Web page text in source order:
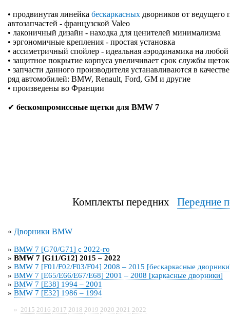
• продвинутая линейка бескаркасных дворников от ведущего
автозапчастей - французской Valeo
• лаконичный дизайн - находка для ценителей минимализма
• эргономичные крепления - простая установка
• ассиметричный спойлер - идеальная аэродинамика на любой
• защитное покрытие корпуса увеличивает срок службы щеток
• запчасти данного производителя устанавливаются в
ряд автомобилей: BMW, Renault, Ford, GM и другие
• произведены во Франции
✔ бескомпромиссные щетки для BMW 7
Комплекты передних Передние
« Дворники BMW
» BMW 7 [G70/G71] с 2022-го
» BMW 7 [G11/G12] 2015 – 2022
» BMW 7 [F01/F02/F03/F04] 2008 – 2015 [бескаркасные
» BMW 7 [E65/E66/E67/E68] 2001 – 2008 [каркасные дворники]
» BMW 7 [E38] 1994 – 2001
» BMW 7 [E32] 1986 – 1994
» 2015 2016 2017 2018 2019 2020 2021 2022